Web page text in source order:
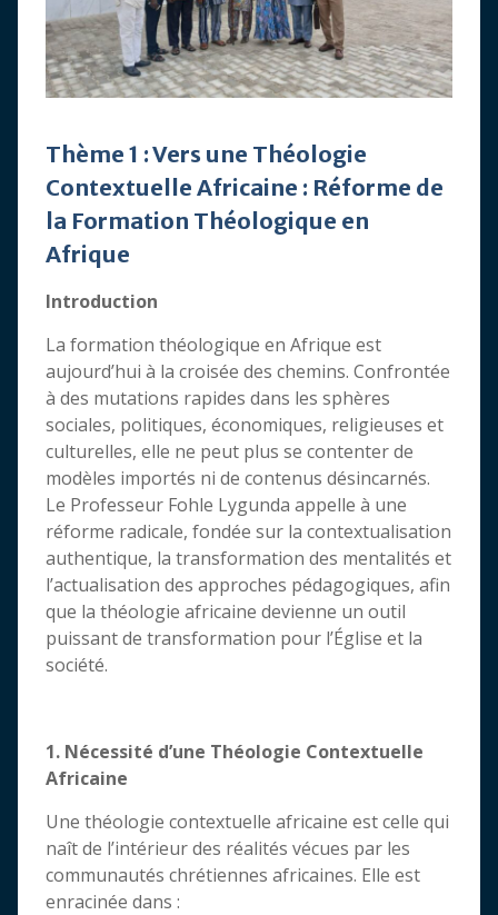
Thème 1 : Vers une Théologie
Contextuelle Africaine : Réforme de
la Formation Théologique en
Afrique
Introduction
La formation théologique en Afrique est
aujourd’hui à la croisée des chemins. Confrontée
à des mutations rapides dans les sphères
sociales, politiques, économiques, religieuses et
culturelles, elle ne peut plus se contenter de
modèles importés ni de contenus désincarnés.
Le Professeur Fohle Lygunda appelle à une
réforme radicale, fondée sur la contextualisation
authentique, la transformation des mentalités et
l’actualisation des approches pédagogiques, afin
que la théologie africaine devienne un outil
puissant de transformation pour l’Église et la
société.
1. Nécessité d’une Théologie Contextuelle
Africaine
Une théologie contextuelle africaine est celle qui
naît de l’intérieur des réalités vécues par les
communautés chrétiennes africaines. Elle est
enracinée dans :